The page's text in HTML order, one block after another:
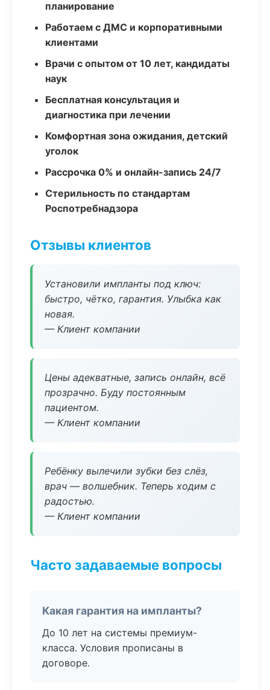
планирование
Работаем с ДМС и корпоративными
клиентами
Врачи с опытом от 10 лет, кандидаты
наук
Бесплатная консультация и
диагностика при лечении
Комфортная зона ожидания, детский
уголок
Рассрочка 0% и онлайн-запись 24/7
Стерильность по стандартам
Роспотребнадзора
Отзывы клиентов
Установили импланты под ключ:
быстро, чётко, гарантия. Улыбка как
новая.
— Клиент компании
Цены адекватные, запись онлайн, всё
прозрачно. Буду постоянным
пациентом.
— Клиент компании
Ребёнку вылечили зубки без слёз,
врач — волшебник. Теперь ходим с
радостью.
— Клиент компании
Часто задаваемые вопросы
Какая гарантия на импланты?
До 10 лет на системы премиум-
класса. Условия прописаны в
договоре.